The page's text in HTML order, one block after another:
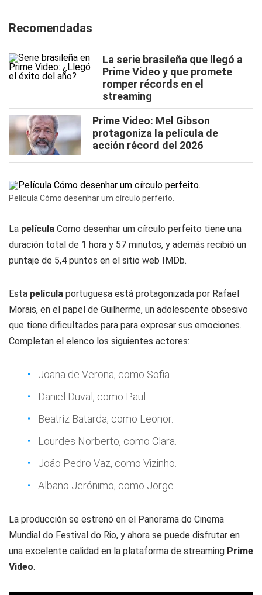
Recomendadas
La serie brasileña que llegó a
Prime Video y que promete
romper récords en el
streaming
Prime Video: Mel Gibson
protagoniza la película de
acción récord del 2026
Película Cómo desenhar um círculo perfeito.
La película Como desenhar um círculo perfeito tiene una
duración total de 1 hora y 57 minutos, y además recibió un
puntaje de 5,4 puntos en el sitio web IMDb.
Esta película portuguesa está protagonizada por Rafael
Morais, en el papel de Guilherme, un adolescente obsesivo
que tiene dificultades para para expresar sus emociones.
Completan el elenco los siguientes actores:
Joana de Verona, como Sofia.
Daniel Duval, como Paul.
Beatriz Batarda, como Leonor.
Lourdes Norberto, como Clara.
João Pedro Vaz, como Vizinho.
Albano Jerónimo, como Jorge.
La producción se estrenó en el Panorama do Cinema
Mundial do Festival do Rio, y ahora se puede disfrutar en
una excelente calidad en la plataforma de streaming Prime
Video.